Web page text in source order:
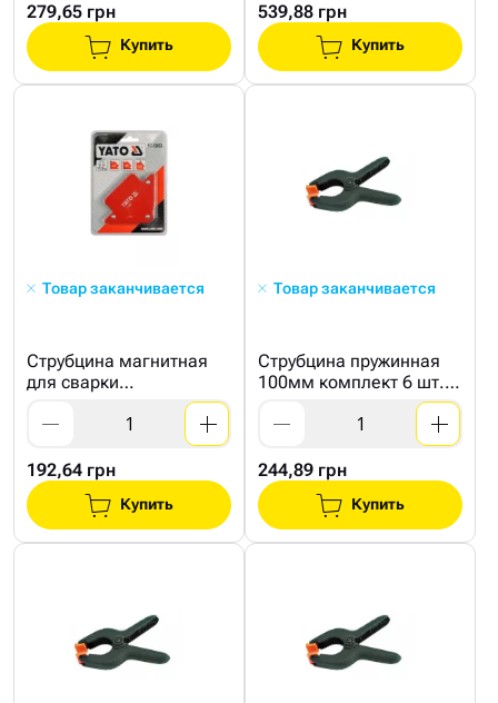
279,65 грн
Купить
539,88 грн
Купить
Товар заканчивается
Струбцина магнитная
для сварки
82х120х13мм 11,5кг
192,64 грн
Купить
Товар заканчивается
Струбцина пружинная
100мм комплект 6 шт.
244,89 грн
Купить